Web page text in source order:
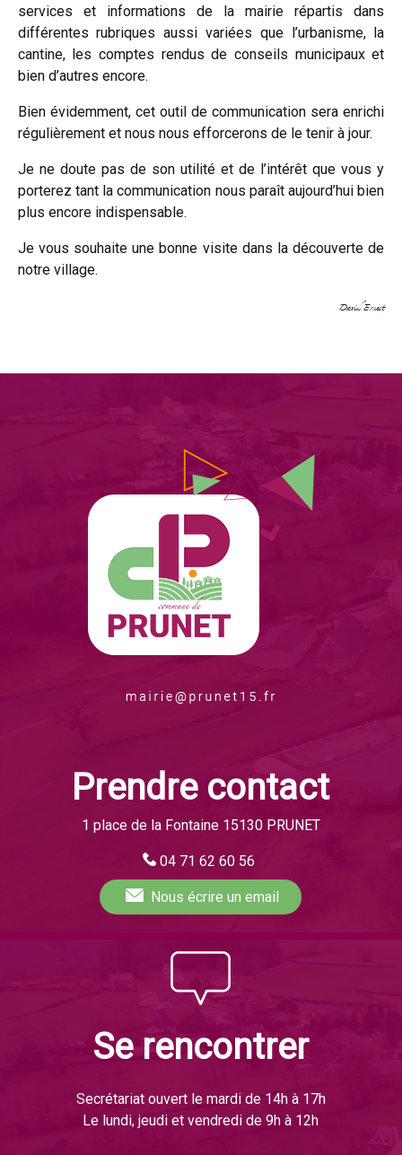
services et informations de la mairie répartis dans
différentes rubriques aussi variées que l’urbanisme, la
cantine, les comptes rendus de conseils municipaux et
bien d’autres encore.
Bien évidemment, cet outil de communication sera enrichi
régulièrement et nous nous efforcerons de le tenir à jour.
Je ne doute pas de son utilité et de l’intérêt que vous y
porterez tant la communication nous paraît aujourd’hui bien
plus encore indispensable.
Je vous souhaite une bonne visite dans la découverte de
notre village.
David Ernest
Prendre contact
1 place de la Fontaine 15130 PRUNET
04 71 62 60 56
Nous écrire un email
Se rencontrer
Secrétariat ouvert le mardi de 14h à 17h
Le lundi, jeudi et vendredi de 9h à 12h